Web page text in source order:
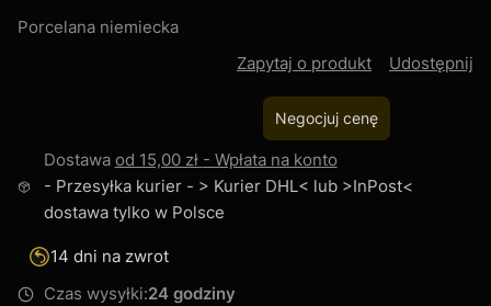
Porcelana niemiecka
Zapytaj o produkt
Udostępnij
Negocjuj cenę
Dostawa od 15,00 zł - Wpłata na konto
- Przesyłka kurier - > Kurier DHL< lub >InPost<
dostawa tylko w Polsce
14 dni na zwrot
Czas wysyłki:24 godziny